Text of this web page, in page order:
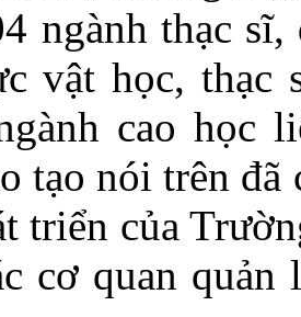
ngành thạc
vật học, thạc
cao học
tạo nói trên đã
triển của
cơ quan